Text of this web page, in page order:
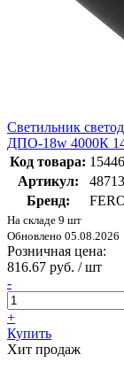
Светильник
ДПО-18w 4000К
Код товара:
Артикул:
48713
Бренд:
На складе 9 шт
Обновлено 05.08.2026
Розничная цена:
816.67 руб. / шт
-
+
Купить
Хит продаж